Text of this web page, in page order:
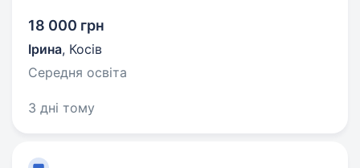
18 000 грн
Ірина, Косів
Середня освіта
3 дні тому